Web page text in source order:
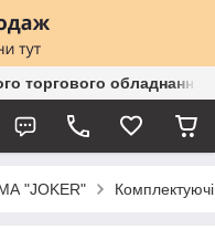
торгового обладнання
"JOKER" Комплектуючі